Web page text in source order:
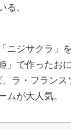
。
ニジサクラ」
」で作ったお
ラ・フランス
が大人気。